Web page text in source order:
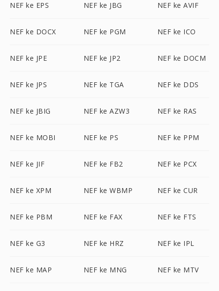
NEF ke EPS NEF ke JBG NEF ke AVIF
NEF ke DOCX NEF ke PGM NEF ke ICO
NEF ke JPE NEF ke JP2 NEF ke DOCM
NEF ke JPS NEF ke TGA NEF ke DDS
NEF ke JBIG NEF ke AZW3 NEF ke RAS
NEF ke MOBI NEF ke PS NEF ke PPM
NEF ke JIF NEF ke FB2 NEF ke PCX
NEF ke XPM NEF ke WBMP NEF ke CUR
NEF ke PBM NEF ke FAX NEF ke FTS
NEF ke G3 NEF ke HRZ NEF ke IPL
NEF ke MAP NEF ke MNG NEF ke MTV